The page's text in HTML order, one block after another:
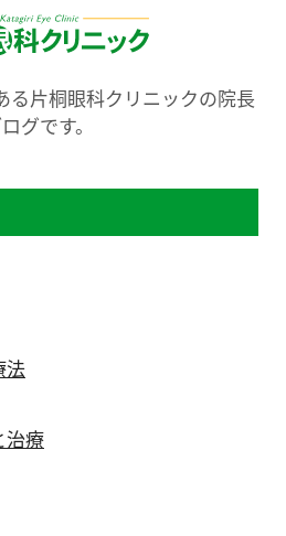
る片桐眼科クリニックの院長
グです。
法
治療